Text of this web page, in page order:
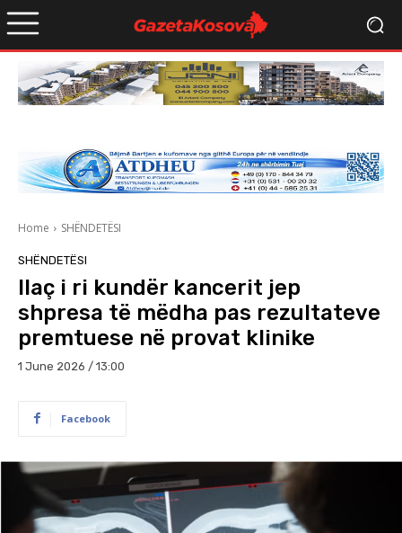
Home SHËNDETËSI
SHËNDETËSI
Ilaç i ri kundër kancerit jep
shpresa të mëdha pas rezultateve
premtuese në provat klinike
1 June 2026 / 13:00
Facebook